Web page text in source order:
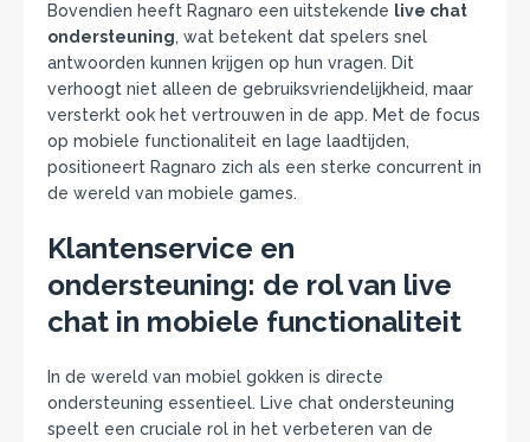
Bovendien heeft Ragnaro een uitstekende live chat
ondersteuning, wat betekent dat spelers snel
antwoorden kunnen krijgen op hun vragen. Dit
verhoogt niet alleen de gebruiksvriendelijkheid, maar
versterkt ook het vertrouwen in de app. Met de focus
op mobiele functionaliteit en lage laadtijden,
positioneert Ragnaro zich als een sterke concurrent in
de wereld van mobiele games.
Klantenservice en
ondersteuning: de rol van live
chat in mobiele functionaliteit
In de wereld van mobiel gokken is directe
ondersteuning essentieel. Live chat ondersteuning
speelt een cruciale rol in het verbeteren van de